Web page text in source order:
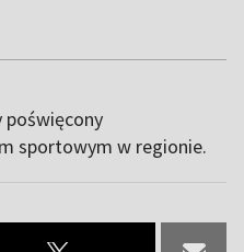
sportowym w regionie.